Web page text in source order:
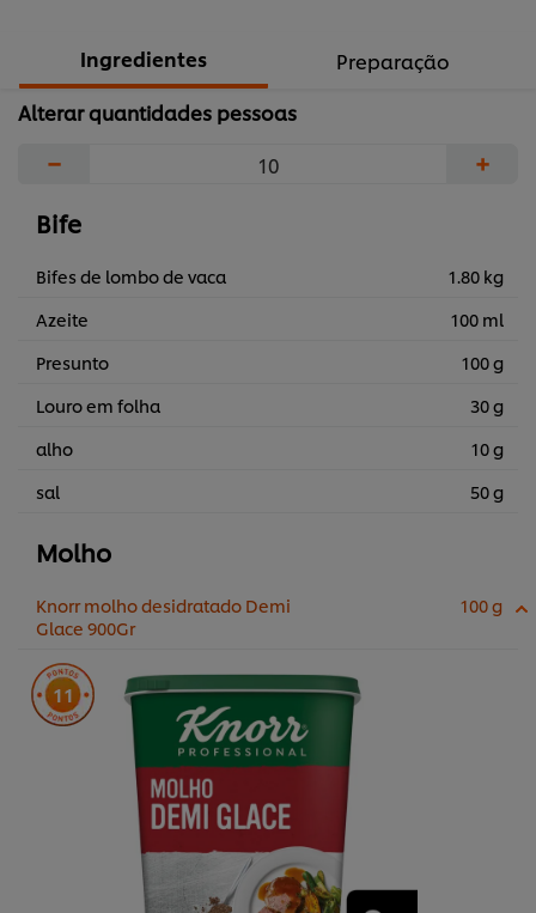
Ingredientes
Preparação
Alterar quantidades pessoas
− +
Bife
Bifes de lombo de vaca
1.80 kg
Azeite
100 ml
Presunto
100 g
Louro em folha
30 g
alho
10 g
sal
50 g
Molho
Knorr molho desidratado Demi
Glace 900Gr
100 g
11